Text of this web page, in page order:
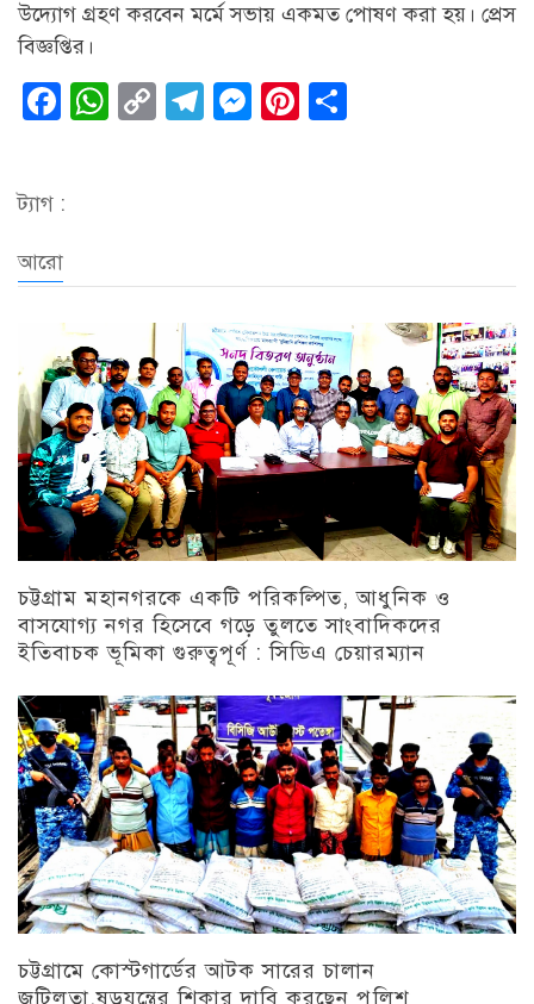
উদ্যোগ গ্রহণ করবেন মর্মে সভায় একমত পোষণ করা হয়। প্রেস
বিজ্ঞপ্তির।
Facebook
WhatsApp
CopyTelegram
Messenger
Pinterest
ট্যাগ :
আরো
চট্টগ্রাম মহানগরকে একটি পরিকল্পিত, আধুনিক ও
বাসযোগ্য নগর হিসেবে গড়ে তুলতে সাংবাদিকদের
ইতিবাচক ভূমিকা গুরুত্বপূর্ণ : সিডিএ চেয়ারম্যান
চট্টগ্রাম
চট্টগ্রামে কোস্টগার্ডের আটক সারের চালান
জটিলতা,ষড়যন্ত্রের শিকার দাবি করছেন পুলিশ